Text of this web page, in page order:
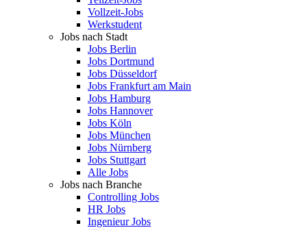
Vollzeit-Jobs
Werkstudent
Jobs nach Stadt
Jobs Berlin
Jobs Dortmund
Jobs Düsseldorf
Jobs Frankfurt am Main
Jobs Hamburg
Jobs Hannover
Jobs Köln
Jobs München
Jobs Nürnberg
Jobs Stuttgart
Alle Jobs
Jobs nach Branche
Controlling Jobs
HR Jobs
Ingenieur Jobs